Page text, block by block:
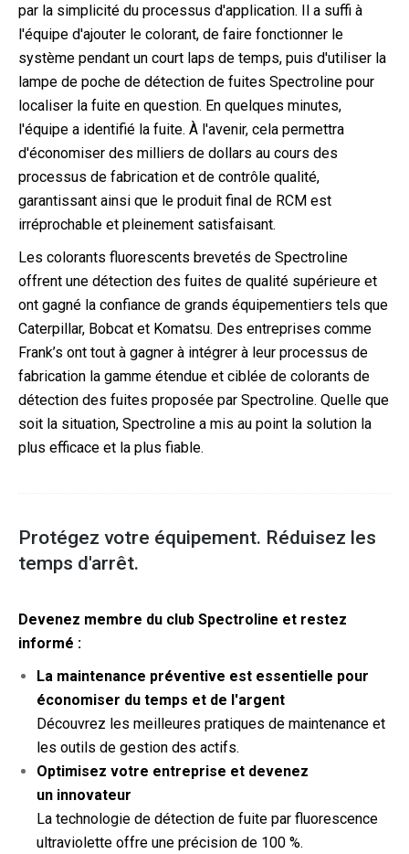
par la simplicité du processus d'application. Il a suffi à
l'équipe d'ajouter le colorant, de faire fonctionner le
système pendant un court laps de temps, puis d'utiliser la
lampe de poche de détection de fuites Spectroline pour
localiser la fuite en question. En quelques minutes,
l'équipe a identifié la fuite. À l'avenir, cela permettra
d'économiser des milliers de dollars au cours des
processus de fabrication et de contrôle qualité,
garantissant ainsi que le produit final de RCM est
irréprochable et pleinement satisfaisant.
Les colorants fluorescents brevetés de Spectroline
offrent une détection des fuites de qualité supérieure et
ont gagné la confiance de grands équipementiers tels que
Caterpillar, Bobcat et Komatsu. Des entreprises comme
Frank’s ont tout à gagner à intégrer à leur processus de
fabrication la gamme étendue et ciblée de colorants de
détection des fuites proposée par Spectroline. Quelle que
soit la situation, Spectroline a mis au point la solution la
plus efficace et la plus fiable.
Protégez votre équipement. Réduisez les
temps d'arrêt.
Devenez membre du club Spectroline et restez
informé :
La maintenance préventive est essentielle pour
économiser du temps et de l'argent
Découvrez les meilleures pratiques de maintenance et
les outils de gestion des actifs.
Optimisez votre entreprise et devenez
un innovateur
La technologie de détection de fuite par fluorescence
ultraviolette offre une précision de 100 %.